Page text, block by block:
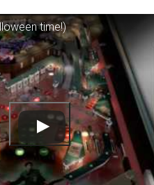
time!)